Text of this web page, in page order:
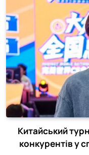
Китайський
конкурентів у